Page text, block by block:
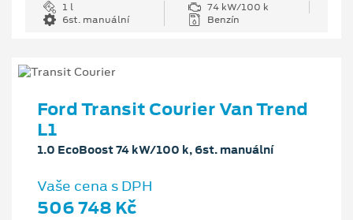
1 l
74 kW/100 k
6st. manuální
Benzín
Ford Transit Courier Van Trend
L1
1.0 EcoBoost 74 kW/100 k, 6st. manuální
Vaše cena s DPH
506 748 Kč